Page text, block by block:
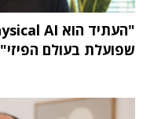
שפועלת בעולם הפיזי"